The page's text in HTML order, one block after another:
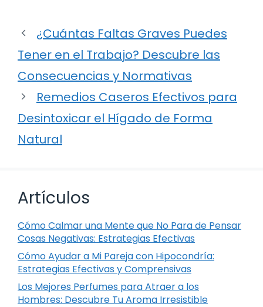
¿Cuántas Faltas Graves Puedes
Tener en el Trabajo? Descubre las
Consecuencias y Normativas
Remedios Caseros Efectivos para
Desintoxicar el Hígado de Forma
Natural
Artículos
Cómo Calmar una Mente que No Para de Pensar
Cosas Negativas: Estrategias Efectivas
Cómo Ayudar a Mi Pareja con Hipocondría:
Estrategias Efectivas y Comprensivas
Los Mejores Perfumes para Atraer a los
Hombres: Descubre Tu Aroma Irresistible